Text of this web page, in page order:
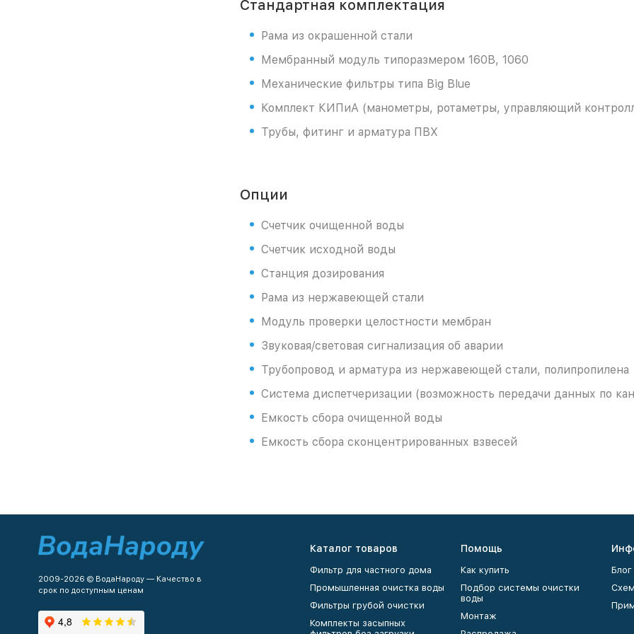
Стандартная комплектация
Рама из окрашенной стали
Мембранный модуль типоразмером 160В, 1060
Механические фильтры типа Big Blue
Комплект КИПиА (манометры, ротаметры, управляющий
Трубы, фитинг и арматура ПВХ
Опции
Счетчик очищенной воды
Счетчик исходной воды
Станция дозирования
Рама из нержавеющей стали
Модуль проверки целостности мембран
Звуковая/световая сигнализация об аварии
Трубопровод и арматура из нержавеющей стали, полипропилена
Система диспетчеризации (возможность передачи данных по
Емкость сбора очищенной воды
Емкость сбора сконцентрированных взвесей
2009-2026 © ВодаНароду — Качество в
срок по доступным ценам
Каталог товаров
Фильтр для частного дома
Промышленная очистка воды
Фильтры грубой очистки
Комплекты засыпных
Помощь
Как купить
Подбор системы очистки
воды
Монтаж